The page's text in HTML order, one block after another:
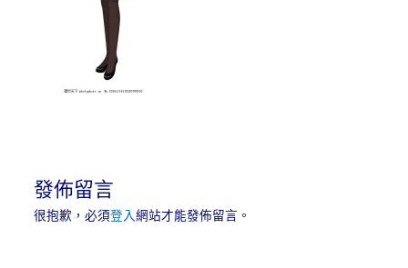
發佈留言
很抱歉，必須登入網站才能發佈留言。